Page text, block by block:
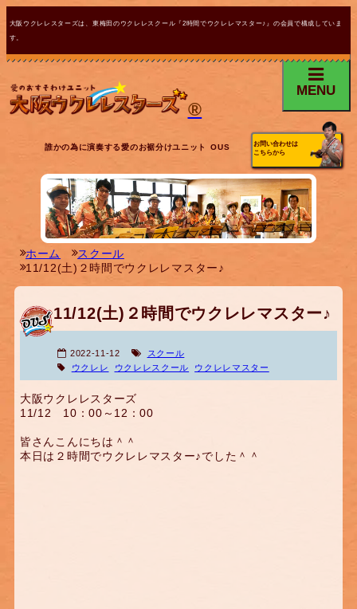
大阪ウクレレスターズは、東梅田のウクレレスクール『2時間でウクレレマスター♪』の会員で構成していま
す。
®
MENU
誰かの為に演奏する愛のお裾分けユニット OUS
お問い合わせは
こちらから
ホーム
スクール
11/12(土)２時間でウクレレマスター♪
11/12(土)２時間でウクレレマスター♪
2022-11-12
スクール
ウクレレ
ウクレレスクール ウクレレマスター
大阪ウクレレスターズ
11/12 10：00～12：00
皆さんこんにちは＾＾
本日は２時間でウクレレマスター♪でした＾＾